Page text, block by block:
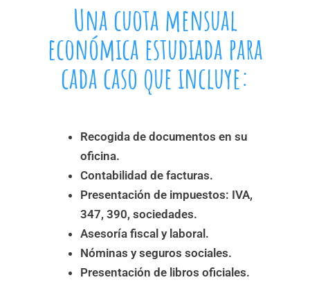
Una cuota mensual
económica estudiada para
cada caso que incluye:
Recogida de documentos en su
oficina.
Contabilidad de facturas.
Presentación de impuestos: IVA,
347, 390, sociedades.
Asesoría fiscal y laboral.
Nóminas y seguros sociales.
Presentación de libros oficiales.